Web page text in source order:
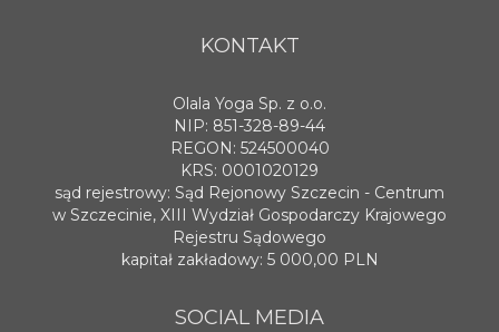
KONTAKT
Olala Yoga Sp. z o.o.
NIP: 851-328-89-44
REGON: 524500040
KRS: 0001020129
sąd rejestrowy: Sąd Rejonowy Szczecin - Centrum
w Szczecinie, XIII Wydział Gospodarczy Krajowego
Rejestru Sądowego
kapitał zakładowy: 5 000,00 PLN
SOCIAL MEDIA